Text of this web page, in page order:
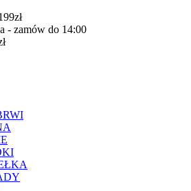
- zamów do 14:00